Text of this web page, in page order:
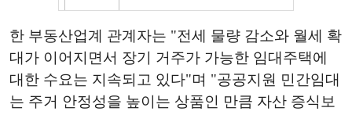
한 부동산업계 관계자는 "전세 물량 감소와 월세 확
대가 이어지면서 장기 거주가 가능한 임대주택에
대한 수요는 지속되고 있다"며 "공공지원 민간임대
는 주거 안정성을 높이는 상품인 만큼 자산 증식보